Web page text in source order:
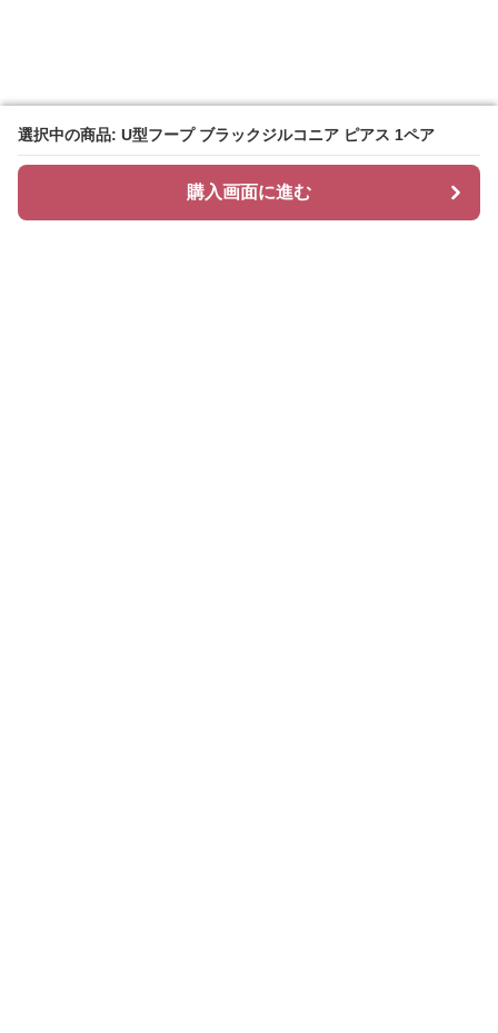
選択中の商品: U型フープ ブラックジルコニア ピアス 1ペア
購入画面に進む
選択中の商品: U型フープ ブラックジルコニア ピアス 1ペア
購入画面に進む